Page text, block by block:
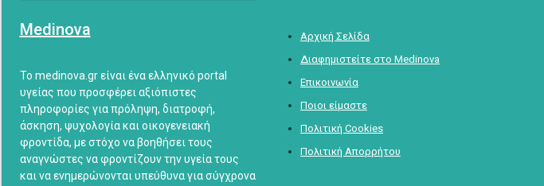
Medinova
Το medinova.gr είναι ένα ελληνικό portal
υγείας που προσφέρει αξιόπιστες
πληροφορίες για πρόληψη, διατροφή,
άσκηση, ψυχολογία και οικογενειακή
φροντίδα, με στόχο να βοηθήσει τους
αναγνώστες να φροντίζουν την υγεία τους
και να ενημερώνονται υπεύθυνα για σύγχρονα
Αρχική Σελίδα
Διαφημιστείτε στο Medinova
Επικοινωνία
Ποιοι είμαστε
Πολιτική Cookies
Πολιτική Απορρήτου